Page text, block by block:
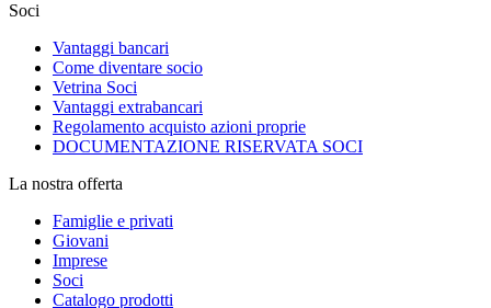
Soci
Vantaggi bancari
Come diventare socio
Vetrina Soci
Vantaggi extrabancari
Regolamento acquisto azioni proprie
DOCUMENTAZIONE RISERVATA SOCI
La nostra offerta
Famiglie e privati
Giovani
Imprese
Soci
Catalogo prodotti